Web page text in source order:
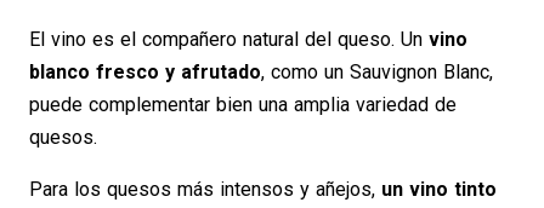
El vino es el compañero natural del queso. Un vino
blanco fresco y afrutado, como un Sauvignon Blanc,
puede complementar bien una amplia variedad de
quesos.
Para los quesos más intensos y añejos, un vino tinto